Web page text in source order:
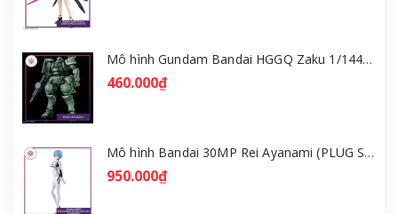
Mô hình Gundam Bandai HGGQ Zaku 1/144 – MSG GQuuuuuuX [GDB] [BHG]
460.000₫
Mô hình Bandai 30MP Rei Ayanami (PLUG SUIT Ver.) – Evangelion [GDB] [30MP]
950.000₫